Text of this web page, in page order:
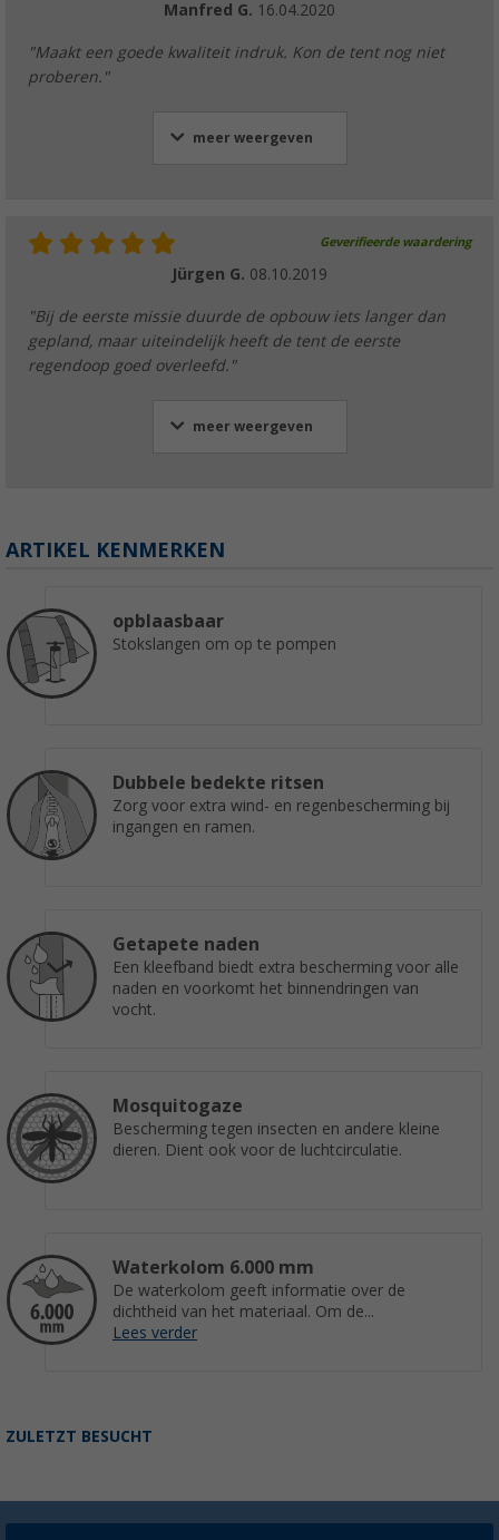
Manfred G. 16.04.2020
"Maakt een goede kwaliteit indruk. Kon de tent nog niet
proberen."
meer weergeven
Geverifieerde waardering
Jürgen G. 08.10.2019
"Bij de eerste missie duurde de opbouw iets langer dan
gepland, maar uiteindelijk heeft de tent de eerste
regendoop goed overleefd."
meer weergeven
ARTIKEL KENMERKEN
opblaasbaar
Stokslangen om op te pompen
Dubbele bedekte ritsen
Zorg voor extra wind- en regenbescherming bij
ingangen en ramen.
Getapete naden
Een kleefband biedt extra bescherming voor alle
naden en voorkomt het binnendringen van
vocht.
Mosquitogaze
Bescherming tegen insecten en andere kleine
dieren. Dient ook voor de luchtcirculatie.
Waterkolom 6.000 mm
De waterkolom geeft informatie over de
dichtheid van het materiaal. Om de...
Lees verder
ZULETZT BESUCHT